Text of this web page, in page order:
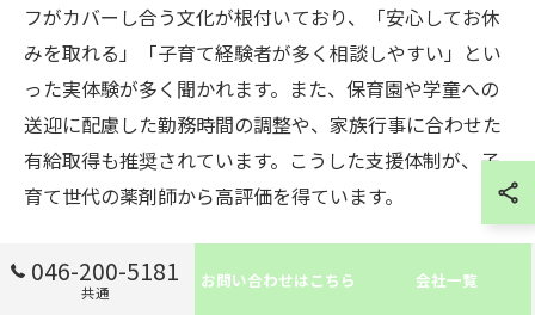
フがカバーし合う文化が根付いており、「安心してお休
みを取れる」「子育て経験者が多く相談しやすい」とい
った実体験が多く聞かれます。また、保育園や学童への
送迎に配慮した勤務時間の調整や、家族行事に合わせた
有給取得も推奨されています。こうした支援体制が、子
育て世代の薬剤師から高評価を得ています。
調剤薬局薬剤師の成長を後押しする環境
046-200-5181
共通
お問い合わせはこちら 会社一覧